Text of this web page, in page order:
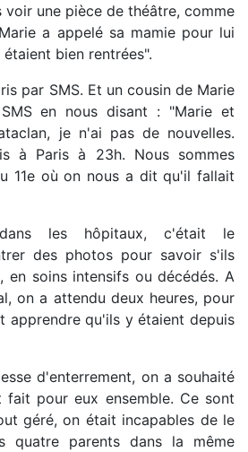
voir une pièce de théâtre, comme
a appelé sa mamie pour lui
bien rentrées".
par SMS. Et un cousin de Marie
en nous disant : "Marie et
je n'ai pas de nouvelles.
à Paris à 23h. Nous sommes
11e où on nous a dit qu'il fallait
les hôpitaux, c'était le
des photos pour savoir s'ils
en soins intensifs ou décédés. A
on a attendu deux heures, pour
apprendre qu'ils y étaient depuis
d'enterrement, on a souhaité
pour eux ensemble. Ce sont
géré, on était incapables de le
quatre parents dans la même